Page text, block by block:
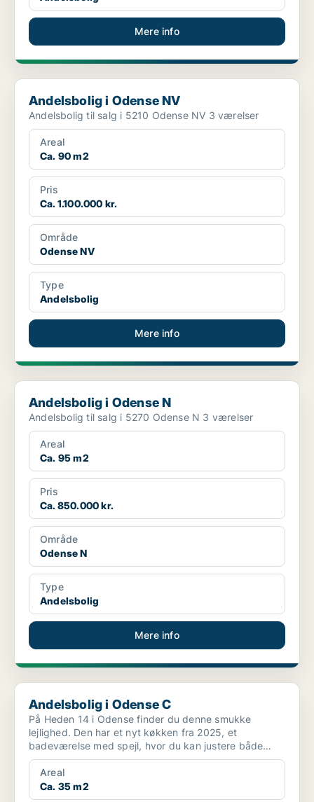
Mere info
Andelsbolig i Odense NV
Andelsbolig i Odense NV
Andelsbolig til salg i 5210 Odense NV 3 værelser
Areal
Ca. 90 m2
Pris
Ca. 1.100.000 kr.
Område
Odense NV
Type
Andelsbolig
Mere info
Andelsbolig i Odense N
Andelsbolig i Odense N
Andelsbolig til salg i 5270 Odense N 3 værelser
Areal
Ca. 95 m2
Pris
Ca. 850.000 kr.
Område
Odense N
Type
Andelsbolig
Mere info
Andelsbolig i Odense C
Andelsbolig i Odense C
På Heden 14 i Odense finder du denne smukke
lejlighed. Den har et nyt køkken fra 2025, et
badeværelse med spejl, hvor du kan justere både
lysstyrke og farvet...
Areal
Ca. 35 m2